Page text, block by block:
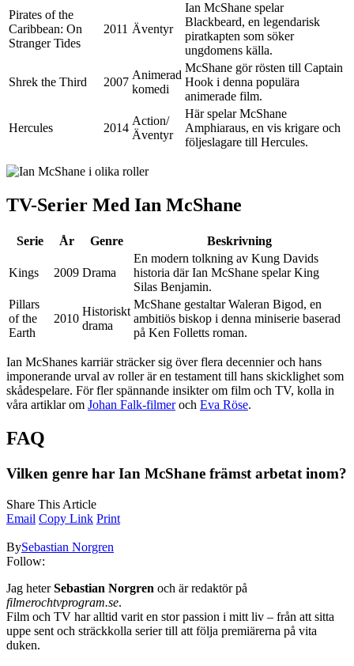
Pirates of the
Caribbean: On
Stranger Tides
2011 Äventyr
Ian McShane spelar
Blackbeard, en legendarisk
piratkapten som söker
ungdomens källa.
Shrek the Third 2007
Animerad
komedi
McShane gör rösten till Captain
Hook i denna populära
animerade film.
Hercules 2014
Action/
Äventyr
Här spelar McShane
Amphiaraus, en vis krigare och
följeslagare till Hercules.
TV-Serier Med Ian McShane
Serie År Genre Beskrivning
Kings 2009 Drama
En modern tolkning av Kung Davids
historia där Ian McShane spelar King
Silas Benjamin.
Pillars
of the
Earth
2010
Historiskt
drama
McShane gestaltar Waleran Bigod, en
ambitiös biskop i denna miniserie baserad
på Ken Folletts roman.
Ian McShanes karriär sträcker sig över flera decennier och hans
imponerande urval av roller är en testament till hans skicklighet som
skådespelare. För fler spännande insikter om film och TV, kolla in
våra artiklar om Johan Falk-filmeroch Eva Röse.
FAQ
Vilken genre har Ian McShane främst arbetat inom?
Share This Article
Email Copy Link Print
BySebastian Norgren
Follow:
Jag heterSebastian Norgren och är redaktör på
filmerochtvprogram.se.
Film och TV har alltid varit en stor passion i mitt liv – från att sitta
uppe sent och sträckkolla serier till att följa premiärerna på vita
duken.